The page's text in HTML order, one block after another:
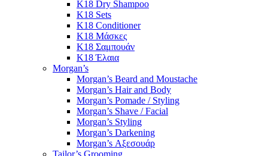
K18 Dry Shampoo
K18 Sets
K18 Conditioner
K18 Μάσκες
K18 Σαμπουάν
K18 Έλαια
Morgan’s
Morgan’s Beard and Moustache
Morgan’s Hair and Body
Morgan’s Pomade / Styling
Morgan’s Shave / Facial
Morgan’s Styling
Morgan’s Darkening
Morgan’s Αξεσουάρ
Tailor’s Grooming